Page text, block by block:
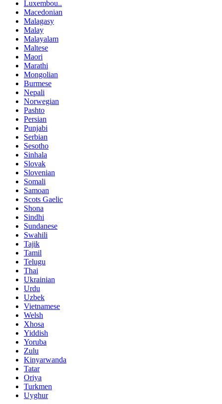
Luxembou..
Macedonian
Malagasy
Malay
Malayalam
Maltese
Maori
Marathi
Mongolian
Burmese
Nepali
Norwegian
Pashto
Persian
Punjabi
Serbian
Sesotho
Sinhala
Slovak
Slovenian
Somali
Samoan
Scots Gaelic
Shona
Sindhi
Sundanese
Swahili
Tajik
Tamil
Telugu
Thai
Ukrainian
Urdu
Uzbek
Vietnamese
Welsh
Xhosa
Yiddish
Yoruba
Zulu
Kinyarwanda
Tatar
Oriya
Turkmen
Uyghur